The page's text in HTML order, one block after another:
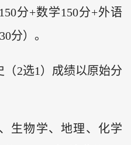
分+数学150分+外语
分）。
（2选1）成绩以原始分
生物学、地理、化学